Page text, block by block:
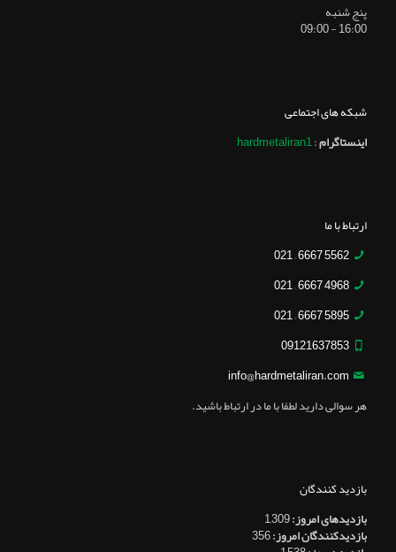
پنج شنبه
16:00 - 09:00
شبکه های اجتماعی
اینستاگرام:
hardmetaliran1
ارتباط با ما
5562 6667 – 021
4968 6667 – 021
5895 6667 – 021
09121637853
info@hardmetaliran.com
هر سوالی دارید لطفا با ما در ارتباط باشید.
بازدید کنندگان
بازدیدهای امروز:1,309
بازدیدکنندگان امروز:356